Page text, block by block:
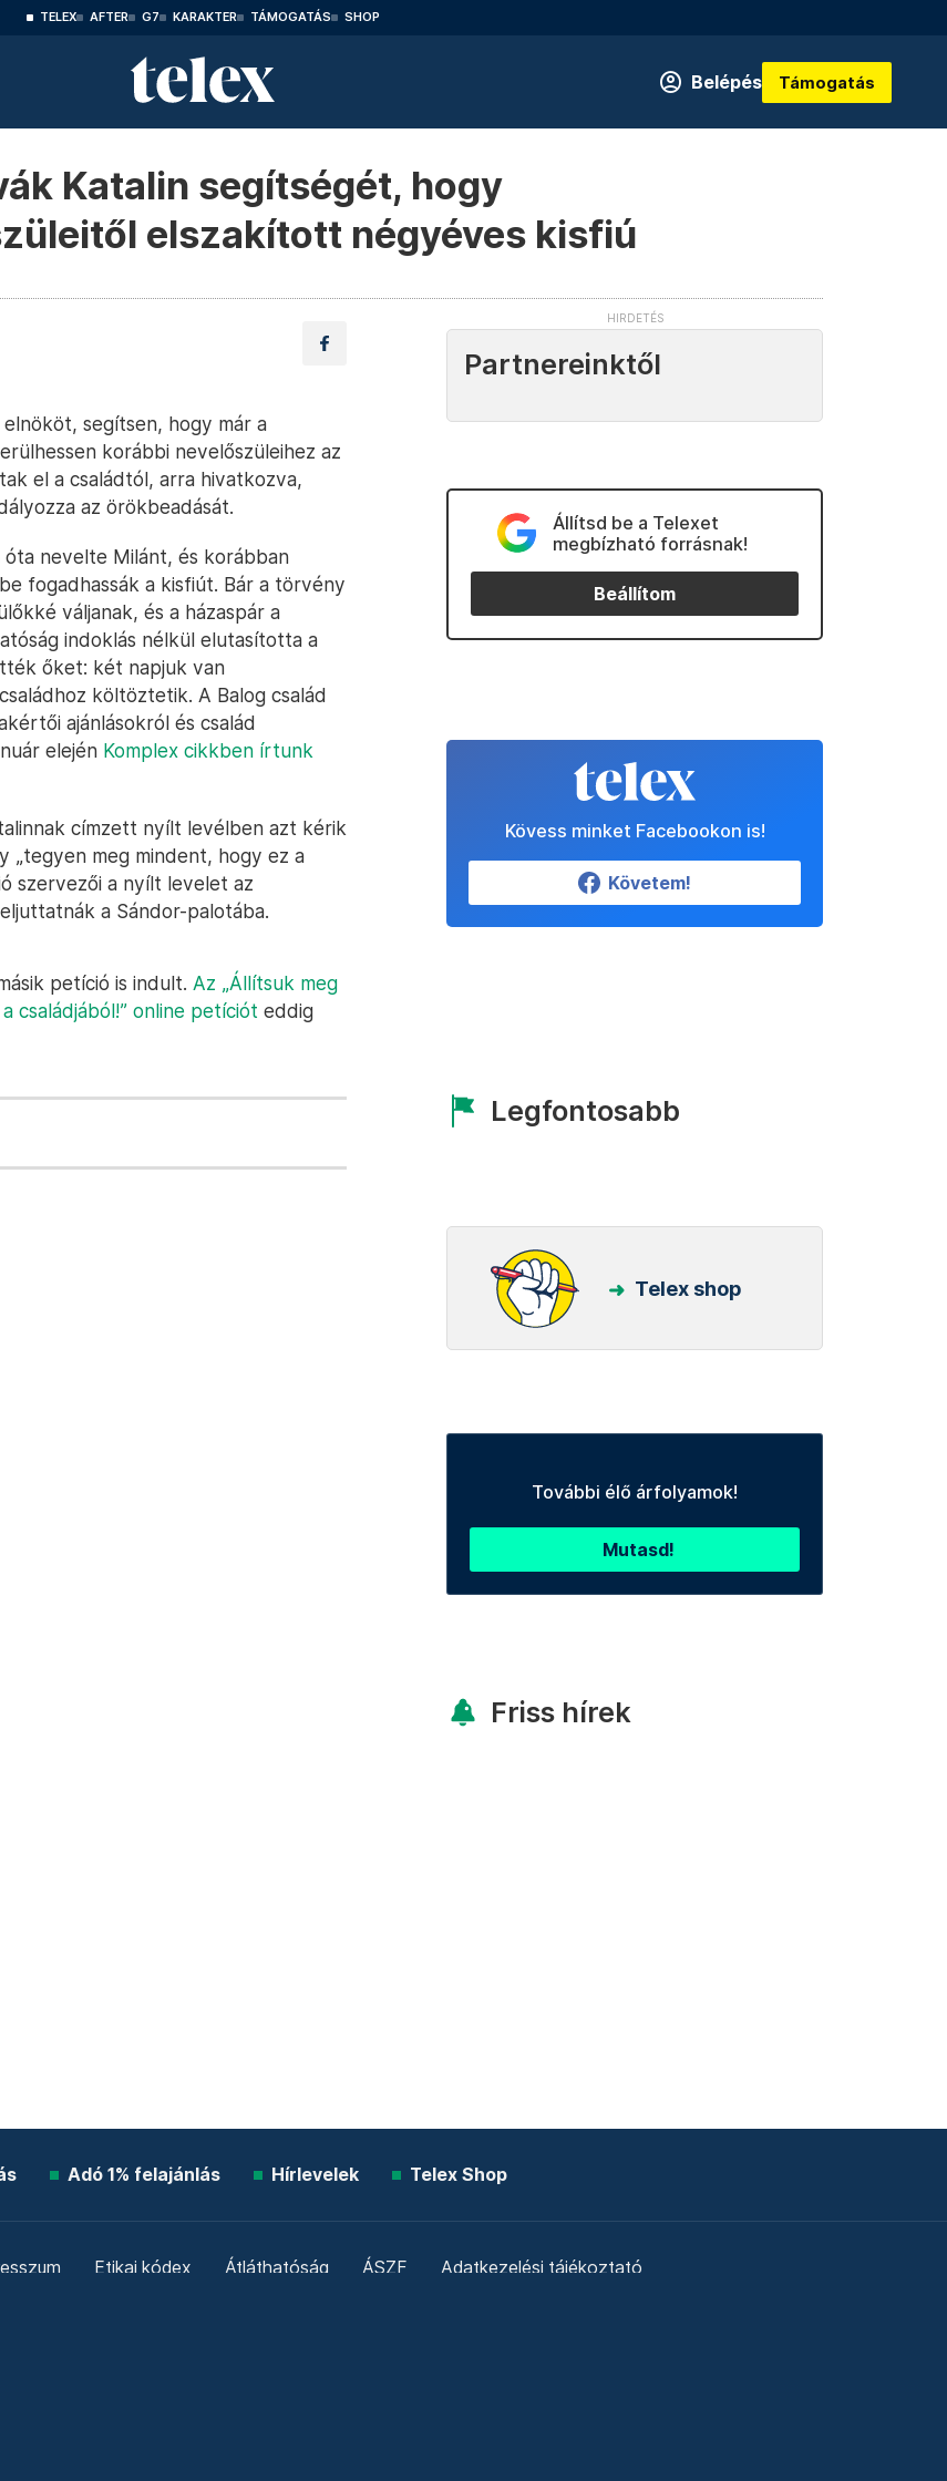
TELEX AFTER G7 KARAKTER TÁMOGATÁS SHOP
Belépés Támogatás
Katalin segítségét, hogy
elszakított négyéves kisfiú
segítsen, hogy már a
korábbi nevelőszüleihez az
el a családtól, arra hivatkozva,
az örökbeadását.
óta nevelte Milánt, és korábban
fogadhassák a kisfiút. Bár a törvény
váljanak, és a házaspár a
indoklás nélkül elutasította a
őket: két napjuk van
költöztetik. A Balog család
ajánlásokról és család
elején Komplex cikkben írtunk
címzett nyílt levélben azt kérik
„tegyen meg mindent, hogy ez a
szervezői a nyílt levelet az
a Sándor-palotába.
petíció is indult. Az „Állítsuk meg
családjából!” online petíciót eddig
Partnereinktől
Állítsd be a Telexet
megbízható forrásnak!
Beállítom
Kövess minket Facebookon is!
Követem!
Legfontosabb
Telex shop
További élő árfolyamok!
Mutasd!
Friss hírek
Adó 1% felajánlás Hírlevelek Telex Shop
Etikai kódex Átláthatóság ÁSZF Adatkezelési tájékoztató